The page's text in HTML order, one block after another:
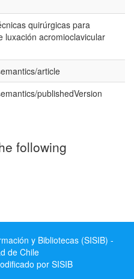
quirúrgicas para
luxación acromioclavicular
article
publishedVersion
following
y Bibliotecas (SISIB) -
de Chile
por SISIB